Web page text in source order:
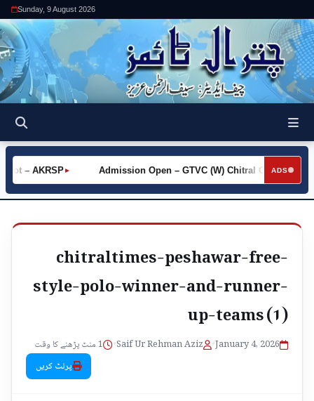
Sunday, 9 August 2026
ADS
►
– AKRSP ►
Admission Open – GTVC (W) Chitral City
chitraltimes-peshawar-free-
style-polo-winner-and-runner-
up-teams (1)
January 4, 2026
•
Saif Ur Rehman Aziz
•
1 منٹ پڑھنے کا وقت
پرنٹ کریں